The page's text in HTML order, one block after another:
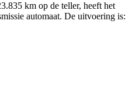
km op de teller, heeft het
automaat. De uitvoering is: